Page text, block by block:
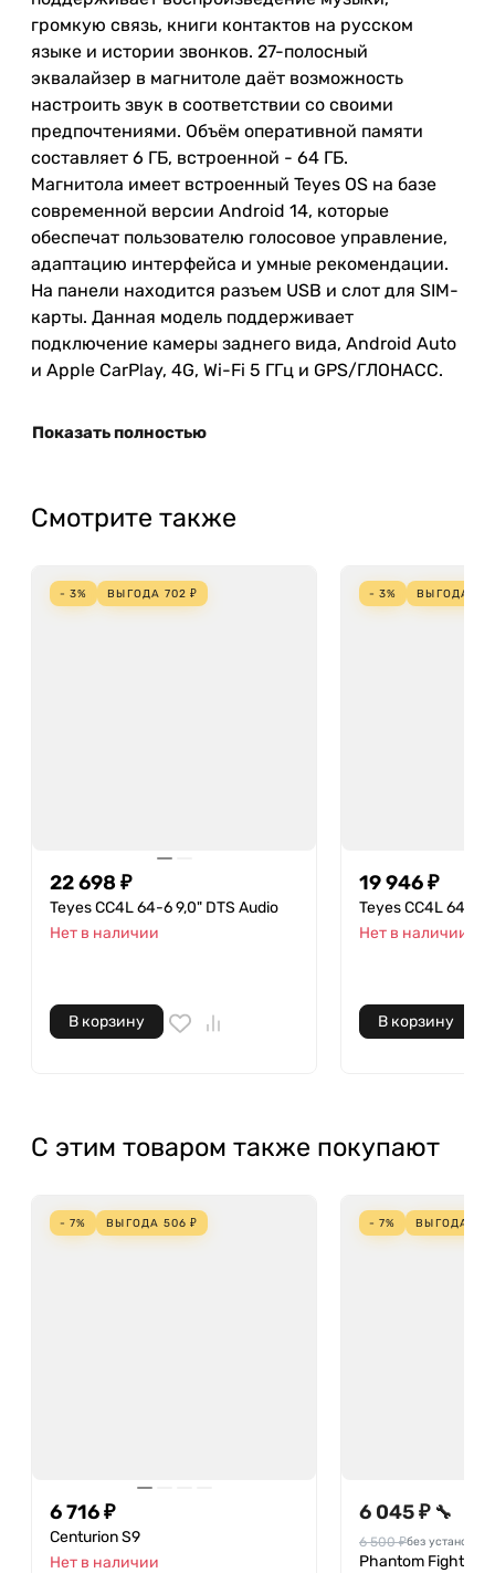
громкую связь, книги контактов на русском
языке и истории звонков. 27-полосный
эквалайзер в магнитоле даёт возможность
настроить звук в соответствии со своими
предпочтениями. Объём оперативной памяти
составляет 6 ГБ, встроенной - 64 ГБ.
Магнитола имеет встроенный Teyes OS на базе
современной версии Android 14, которые
обеспечат пользователю голосовое управление,
адаптацию интерфейса и умные рекомендации.
На панели находится разъем USB и слот для SIM-
карты. Данная модель поддерживает
подключение камеры заднего вида, Android Auto
и Apple CarPlay, 4G, Wi-Fi 5 ГГц и GPS/ГЛОНАСС.
Показать полностью
Смотрите также
- 3% ВЫГОДА 702 ₽
22 698 ₽
Teyes CC4L 64-6 9,0" DTS Audio
Нет в наличии
В корзину
- 3% ВЫГОДА
19 946 ₽
Teyes CC4L 64-6
Нет в наличии
В корзину
С этим товаром также покупают
- 7% ВЫГОДА 506 ₽
6 716 ₽
Centurion S9
Нет в наличии
- 7% ВЫГОДА
6 045 ₽ 🔧
6 500 ₽без установки
Phantom Fighter